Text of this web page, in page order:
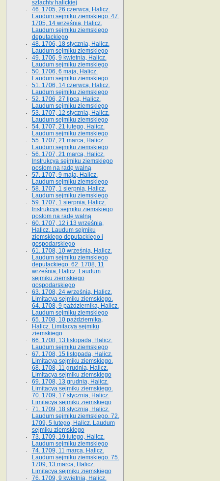
szlachty halickiej
46. 1705, 26 czerwca, Halicz.
Laudum sejmiku ziemskiego. 47.
1705, 14 września, Halicz.
Laudum sejmiku ziemskiego
deputackiego
48. 1706, 18 stycznia, Halicz.
Laudum sejmiku ziemskiego
49. 1706, 9 kwietnia, Halicz.
Laudum sejmiku ziemskiego
50. 1706, 6 maja, Halicz.
Laudum sejmiku ziemskiego
51. 1706, 14 czerwca, Halicz.
Laudum sejmiku ziemskiego
52. 1706, 27 lipca, Halicz.
Laudum sejmiku ziemskiego
53. 1707, 12 stycznia, Halicz.
Laudum sejmiku ziemskiego
54. 1707, 21 lutego, Halicz.
Laudum sejmiku ziemskiego
55. 1707, 21 marca, Halicz.
Laudum sejmiku ziemskiego
56. 1707, 21 marca, Halicz.
Instrukcya sejmiku ziemskiego
posłom na radę walną
57. 1707, 9 maja, Halicz.
Laudum sejmiku ziemskiego
58. 1707, 1 sierpnia, Halicz.
Laudum sejmiku ziemskiego
59. 1707, 1 sierpnia, Halicz.
Instrukcya sejmiku ziemskiego
posłom na radę walną
60. 1707, 12 i 13 września,
Halicz. Laudum sejmiku
ziemskiego deputackiego i
gospodarskiego
61. 1708, 10 września, Halicz.
Laudum sejmiku ziemskiego
deputackiego. 62. 1708, 11
września, Halicz. Laudum
sejmiku ziemskiego
gospodarskiego
63. 1708, 24 września, Halicz.
Limitacya sejmiku ziemskiego.
64. 1708, 9 października, Halicz.
Laudum sejmiku ziemskiego
65­. 1708, 10 października,
Halicz. Limitacya sejmiku
ziemskiego
66. 1708, 13 listopada, Halicz.
Laudum sejmiku ziemskiego
67. 1708, 15 listopada, Halicz.
Limitacya sejmiku ziemskiego.
68. 1708, 11 grudnia, Halicz.
Limitacya sejmiku ziemskiego
69. 1708, 13 grudnia, Halicz.
Limitacya sejmiku ziemskiego.
70. 1709, 17 stycznia, Halicz.
Limitacya sejmiku ziemskiego
71. 1709, 18 stycznia, Halicz.
Laudum sejmiku ziemskiego. 72.
1709, 5 lutego, Halicz. Laudum
sejmiku ziemskiego
73. 1709, 19 lutego, Halicz.
Laudum sejmiku ziemskiego
74. 1709, 11 marca, Halicz.
Laudum sejmiku ziemskiego. 75.
1709, 13 marca, Halicz.
Limitacya sejmiku ziemskiego
76. 1709, 9 kwietnia, Halicz.